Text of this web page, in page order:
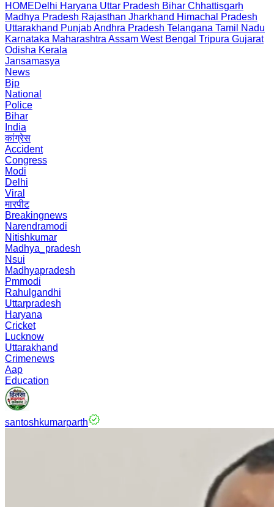
HOMEDelhi Haryana Uttar Pradesh Bihar Chhattisgarh
Madhya Pradesh Rajasthan Jharkhand Himachal Pradesh
Uttarakhand PunjabAndhra Pradesh Telangana Tamil Nadu
Karnataka Maharashtra Assam West Bengal Tripura Gujarat
Odisha Kerala
Jansamasya
News
Bjp
National
Police
Bihar
India
कांग्रेस
Accident
Congress
Modi
Delhi
Viral
मारपीट
Breakingnews
Narendramodi
Nitishkumar
Madhya_pradesh
Nsui
Madhyapradesh
Pmmodi
Rahulgandhi
Uttarpradesh
Haryana
Cricket
Lucknow
Uttarakhand
Crimenews
Aap
Education
santoshkumarparth